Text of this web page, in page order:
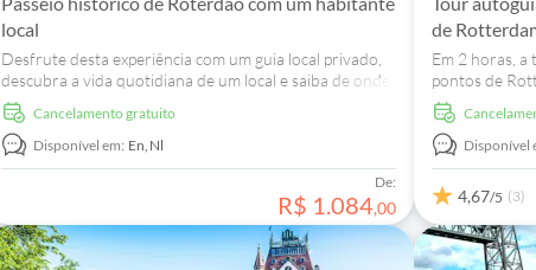
local
Desfrute desta experiência com um guia local privado,
descubra a vida quotidiana de um local e saiba de onde
vem o ambiente caraterístico da cidade.
Cancelamento gratuito
Disponível em: En,Nl
De:
R$ 1.084,00
de
Em 2 horas, a
pontos de
tarefas
Disponível
4,67/5 (3)